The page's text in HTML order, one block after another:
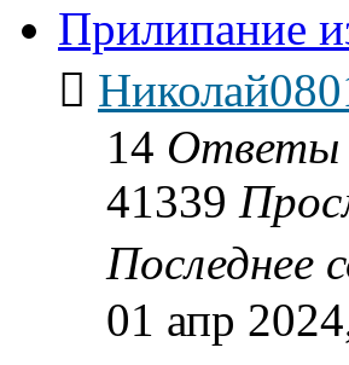
Прилипание
14 Ответы
41339
Последнее
01 апр